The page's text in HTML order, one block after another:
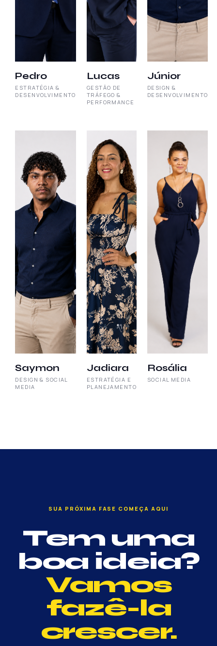
Pedro
ESTRATÉGIA &
DESENVOLVIMENTO
Lucas
GESTÃO DE
TRÁFEGO &
PERFORMANCE
Júnior
DESIGN &
DESENVOLVIMENTO
Saymon
DESIGN & SOCIAL
MEDIA
Jadiara
ESTRATÉGIA E
PLANEJAMENTO
Rosália
SOCIAL MEDIA
SUA PRÓXIMA FASE COMEÇA AQUI
Tem uma
boa ideia?
Vamos
fazê-la
crescer.